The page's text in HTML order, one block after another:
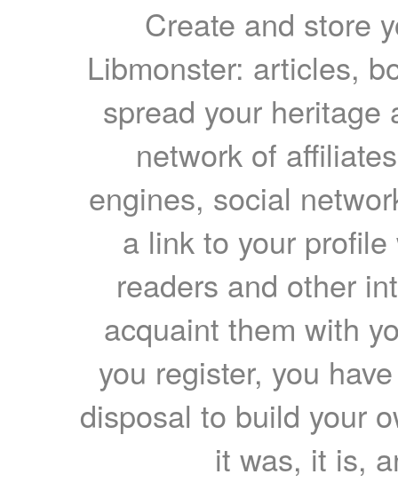
Create and store
Libmonster: articles,
spread your heritage
network of
engines, social
a link to your
readers and other
acquaint them with
you register, you
disposal to build your
it was, it is,